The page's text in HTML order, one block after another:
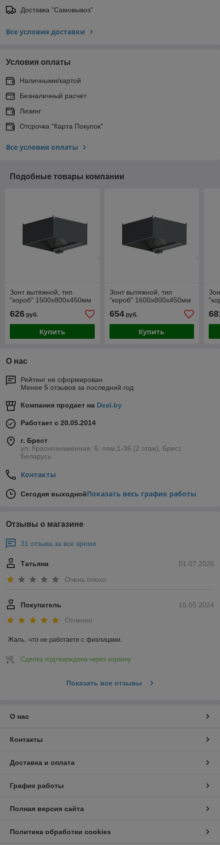
Доставка "Самовывоз"
Все условия доставки
Условия оплаты
Наличными/картой
Безналичный расчет
Лизинг
Отсрочка "Карта Покупок"
Все условия оплаты
Подобные товары компании
Зонт вытяжной, тип
"короб" 1500х800х450мм
626 руб.
Купить
Зонт вытяжной, тип
"короб" 1600х800х450мм
654руб.
Купить
О нас
Рейтинг не сформирован
Менее 5 отзывов за последний год
Компания продает на Deal.by
Работает с 20.05.2014
г. Брест
ул. Краснознаменная, 6, пом.1-36 (2 этаж), Брест,
Беларусь
Контакты
Сегодня выходнойПоказать весь график работы
Отзывы о магазине
31 отзыва за всё время
01.07.2026
Татьяна
Очень плохо
15.05.2024
Покупатель
Отлично
Жаль, что не работаете с физлицами.
Сделка подтверждена через корзину
Показать все отзывы
О нас
Контакты
Доставка и оплата
График работы
Полная версия сайта
Политика обработки cookies